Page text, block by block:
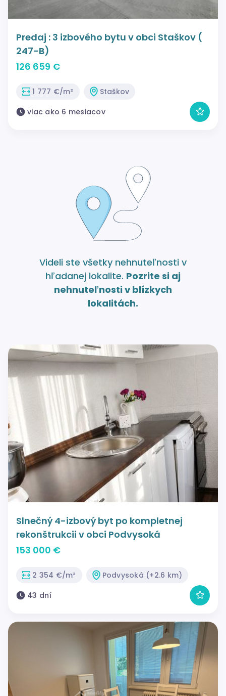
Predaj : 3 izbového bytu v obci Staškov (
247-B)
126 659 €
1 777 €/m²
Staškov
viac ako 6 mesiacov
Videli ste všetky nehnuteľnosti v
hľadanej lokalite. Pozrite si aj
nehnuteľnosti v blízkych
lokalitách.
Slnečný 4-izbový byt po kompletnej
rekonštrukcii v obci Podvysoká
153 000 €
2 354 €/m²
Podvysoká (+2.6 km)
43 dní